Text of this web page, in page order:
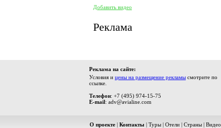
Добавить видео
Реклама
Реклама на сайте:
Условия и цены на размещение рекламы смотрите по
ссылке.
Телефон: +7 (495) 974-15-75
E-mail: adv@avialine.com
О проекте | Контакты | Туры | Отели | Страны | Видео